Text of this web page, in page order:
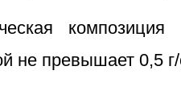
не превышает 0,5